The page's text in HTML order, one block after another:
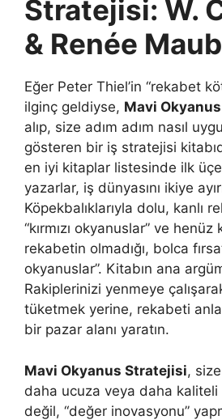
Stratejisi: W.
& Renée
Eğer Peter Thiel’in “rekabet
ilginç geldiyse, Mavi
alıp, size adım adım nasıl
gösteren bir iş stratejisi
en iyi kitaplar listesinde ilk
yazarlar, iş dünyasını ikiye
Köpekbalıklarıyla dolu, kanlı
“kırmızı okyanuslar” ve
rekabetin olmadığı, bolca
okyanuslar”. Kitabın ana
Rakiplerinizi yenmeye
tüketmek yerine, rekabeti
bir pazar alanı yaratın.
Mavi Okyanus Stratejisi,
daha ucuza veya daha kaliteli
değil, “değer inovasyonu”